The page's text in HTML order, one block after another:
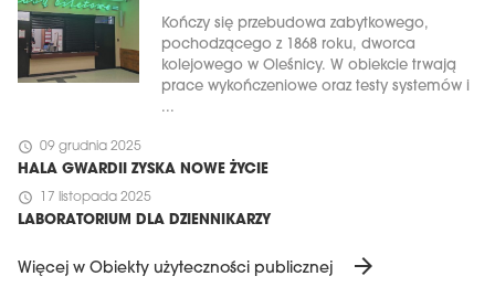
Kończy się przebudowa zabytkowego,
pochodzącego z 1868 roku, dworca
kolejowego w Oleśnicy. W obiekcie trwają
prace wykończeniowe oraz testy systemów i
...
schedule 09 grudnia 2025
HALA GWARDII ZYSKA NOWE ŻYCIE
schedule 17 listopada 2025
LABORATORIUM DLA DZIENNIKARZY
Więcej w Obiekty użyteczności publicznej arrow_forward